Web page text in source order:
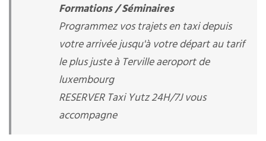
Formations / Séminaires
Programmez vos trajets en taxi depuis
votre arrivée jusqu'à votre départ au tarif
le plus juste à Terville aeroport de
luxembourg
RESERVER Taxi Yutz 24H/7J vous
accompagne